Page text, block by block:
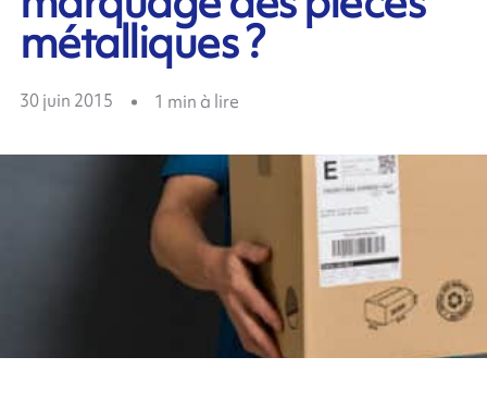
métalliques ?
30 juin 2015 1 min à lire